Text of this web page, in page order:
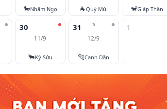
🐎Nhâm Ngọ 🐐Quý Mùi 🐒Giáp Thân
30
11/9
🐂Kỷ Sửu
⭐
31
12/9
🐅Canh Dần
1